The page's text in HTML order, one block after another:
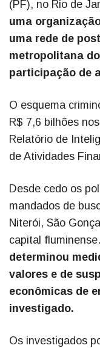
(PF), no Rio de
uma
uma rede de
metropolitana
participação de
O esquema
R$ 7,6 bilhões
Relatório de
de Atividades
Desde cedo os
mandados de
Niterói, São
capital fluminense.
determinou
valores e de
econômicas de
investigado.
Os investigados